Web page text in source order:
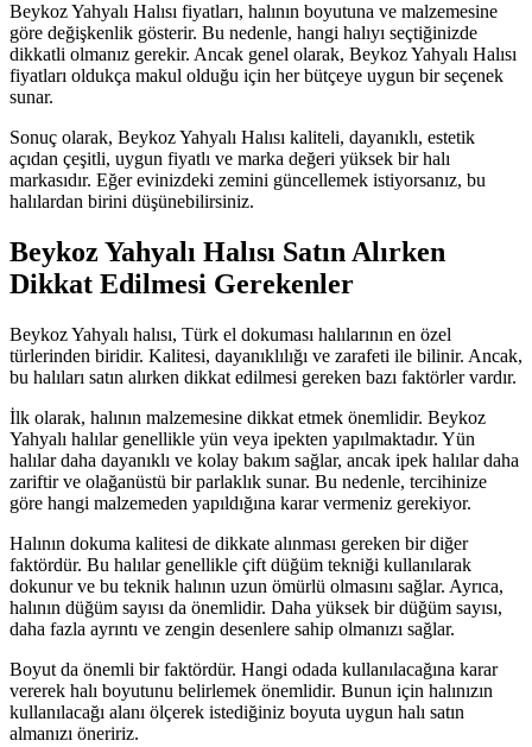
Beykoz Yahyalı Halısı fiyatları, halının boyutuna ve malzemesine
göre değişkenlik gösterir. Bu nedenle, hangi halıyı seçtiğinizde
dikkatli olmanız gerekir. Ancak genel olarak, Beykoz Yahyalı Halısı
fiyatları oldukça makul olduğu için her bütçeye uygun bir seçenek
sunar.
Sonuç olarak, Beykoz Yahyalı Halısı kaliteli, dayanıklı, estetik
açıdan çeşitli, uygun fiyatlı ve marka değeri yüksek bir halı
markasıdır. Eğer evinizdeki zemini güncellemek istiyorsanız, bu
halılardan birini düşünebilirsiniz.
Beykoz Yahyalı Halısı Satın Alırken
Dikkat Edilmesi Gerekenler
Beykoz Yahyalı halısı, Türk el dokuması halılarının en özel
türlerinden biridir. Kalitesi, dayanıklılığı ve zarafeti ile bilinir. Ancak,
bu halıları satın alırken dikkat edilmesi gereken bazı faktörler vardır.
İlk olarak, halının malzemesine dikkat etmek önemlidir. Beykoz
Yahyalı halılar genellikle yün veya ipekten yapılmaktadır. Yün
halılar daha dayanıklı ve kolay bakım sağlar, ancak ipek halılar daha
zariftir ve olağanüstü bir parlaklık sunar. Bu nedenle, tercihinize
göre hangi malzemeden yapıldığına karar vermeniz gerekiyor.
Halının dokuma kalitesi de dikkate alınması gereken bir diğer
faktördür. Bu halılar genellikle çift düğüm tekniği kullanılarak
dokunur ve bu teknik halının uzun ömürlü olmasını sağlar. Ayrıca,
halının düğüm sayısı da önemlidir. Daha yüksek bir düğüm sayısı,
daha fazla ayrıntı ve zengin desenlere sahip olmanızı sağlar.
Boyut da önemli bir faktördür. Hangi odada kullanılacağına karar
vererek halı boyutunu belirlemek önemlidir. Bunun için halınızın
kullanılacağı alanı ölçerek istediğiniz boyuta uygun halı satın
almanızı öneririz.